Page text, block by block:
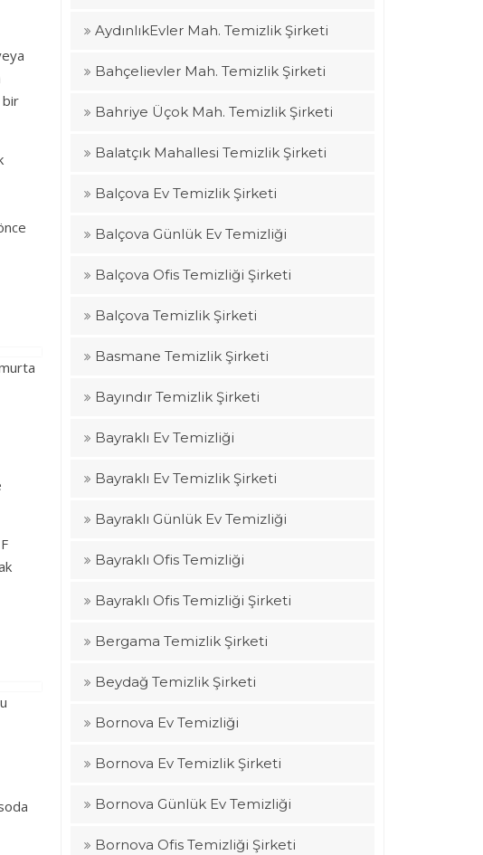
bir
AydınlıkEvler Mah. Temizlik Şirketi
Bahçelievler Mah. Temizlik Şirketi
Bahriye Üçok Mah. Temizlik Şirketi
Balatçık Mahallesi Temizlik Şirketi
Balçova Ev Temizlik Şirketi
Balçova Günlük Ev Temizliği
Balçova Ofis Temizliği Şirketi
Balçova Temizlik Şirketi
Basmane Temizlik Şirketi
Bayındır Temizlik Şirketi
Bayraklı Ev Temizliği
Bayraklı Ev Temizlik Şirketi
Bayraklı Günlük Ev Temizliği
Bayraklı Ofis Temizliği
Bayraklı Ofis Temizliği Şirketi
Bergama Temizlik Şirketi
Beydağ Temizlik Şirketi
Bornova Ev Temizliği
Bornova Ev Temizlik Şirketi
Bornova Günlük Ev Temizliği
Bornova Ofis Temizliği Şirketi